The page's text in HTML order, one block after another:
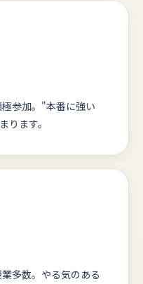
参加。"本番に強い
ります。
多数。やる気のある